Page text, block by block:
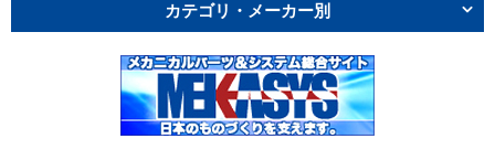
カテゴリ・メーカー別